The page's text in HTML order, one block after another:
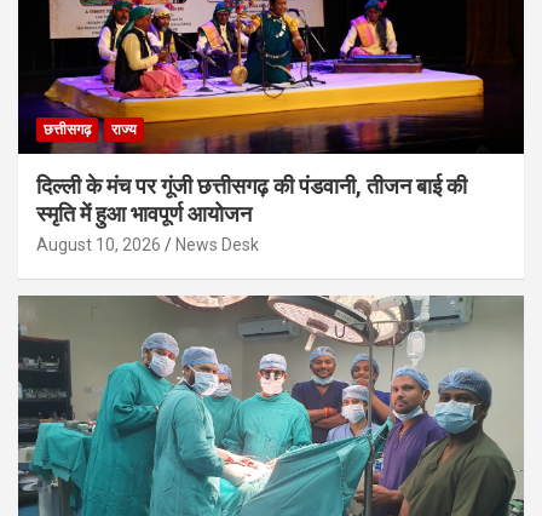
छत्तीसगढ़ राज्य
दिल्ली के मंच पर गूंजी छत्तीसगढ़ की पंडवानी, तीजन बाई की
स्मृति में हुआ भावपूर्ण आयोजन
August 10, 2026 News Desk